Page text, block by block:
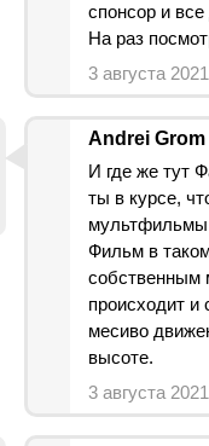
спонсор и
На раз
3 августа
Andrei Grom
И где же тут
ты в курсе,
мультфильмы
Фильм в
собственным
происходит и
месиво
высоте.
3 августа